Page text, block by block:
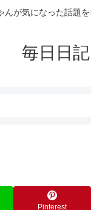
んが気になった話題
毎日日記
Pinterest